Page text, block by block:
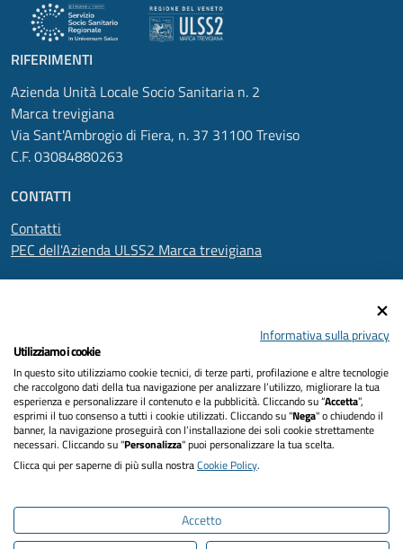
RIFERIMENTI
Azienda Unità Locale Socio Sanitaria n. 2
Marca trevigiana
Via Sant'Ambrogio di Fiera, n. 37 31100 Treviso
C.F. 03084880263
CONTATTI
Contatti
PEC dell'Azienda ULSS2 Marca trevigiana
Informativa privacy
Dichiarazione di accessibilità
Note legali
Informativa sulla privacy
Utilizziamo i cookie
In questo sito utilizziamo cookie tecnici, di terze parti, profilazione e altre tecnologie
che raccolgono dati della tua navigazione per analizzare l’utilizzo, migliorare la tua
esperienza e personalizzare il contenuto e la pubblicità. Cliccando su “Accetta”,
esprimi il tuo consenso a tutti i cookie utilizzati. Cliccando su "Nega" o chiudendo il
banner, la navigazione proseguirà con l’installazione dei soli cookie strettamente
necessari. Cliccando su "Personalizza" puoi personalizzare la tua scelta.
Clicca qui per saperne di più sulla nostraCookie Policy.
Accetto